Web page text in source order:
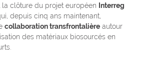
clôture du projet européen Interreg
depuis cinq ans maintenant,
collaboration transfrontalière autour
des matériaux biosourcés en